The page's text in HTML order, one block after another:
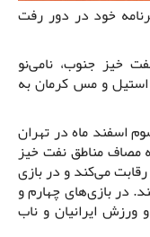
خود در دور رفت
نفت خیز جنوب، نامی‌نو
استیل و مس کرمان به
اسفند ماه در تهران
مصاف مناطق نفت خیز
می‌کند و در بازی
در بازی‌های چهارم و
ایرانیان و ناب